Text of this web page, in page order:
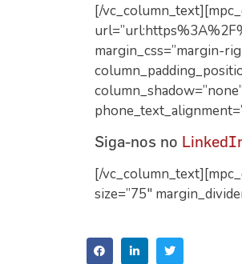
[/
margin_css=”margin-
Siga-nos no
[/
size=”75″